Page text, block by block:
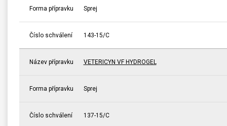
Forma přípravku Sprej
Číslo schválení 143-15/C
Název přípravku VETERICYN VF HYDROGEL
Forma přípravku Sprej
Číslo schválení 137-15/C